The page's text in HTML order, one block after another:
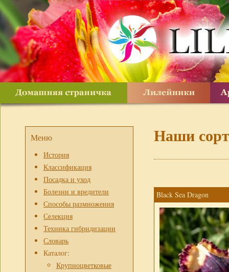
Меню
История
Классификация
Посадка и уход
Болезни и вредители
Способы размножения
Селекция
Техника гибридизации
Словарь
Каталог:
Крупноцветковые
Наши
Black Sea Dragon